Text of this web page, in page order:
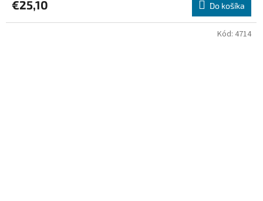
€25,10 Do košíka
Kód: 4714